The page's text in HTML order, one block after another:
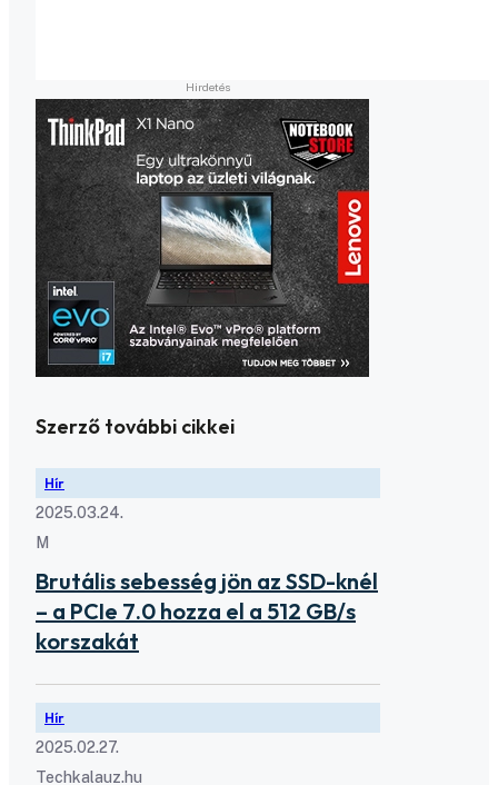
Szerző további cikkei
Hír
2025.03.24.
M
Brutális sebesség jön az SSD-knél
– a PCIe 7.0 hozza el a 512 GB/s
korszakát
Hír
2025.02.27.
Techkalauz.hu